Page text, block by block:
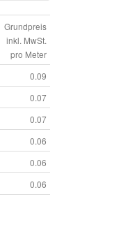
Grundpreis
inkl. MwSt.
pro Meter
0.09
0.07
0.07
0.06
0.06
0.06